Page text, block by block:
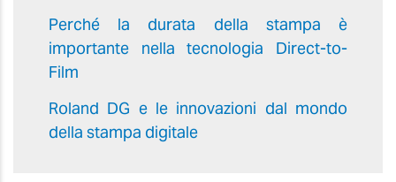
Perché la durata della stampa è
importante nella tecnologia Direct-to-
Film
Roland DG e le innovazioni dal mondo
della stampa digitale